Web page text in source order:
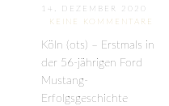
14. DEZEMBER 2020
KEINE KOMMENTARE
Köln (ots) – Erstmals in
der 56-jährigen Ford
Mustang-
Erfolgsgeschichte